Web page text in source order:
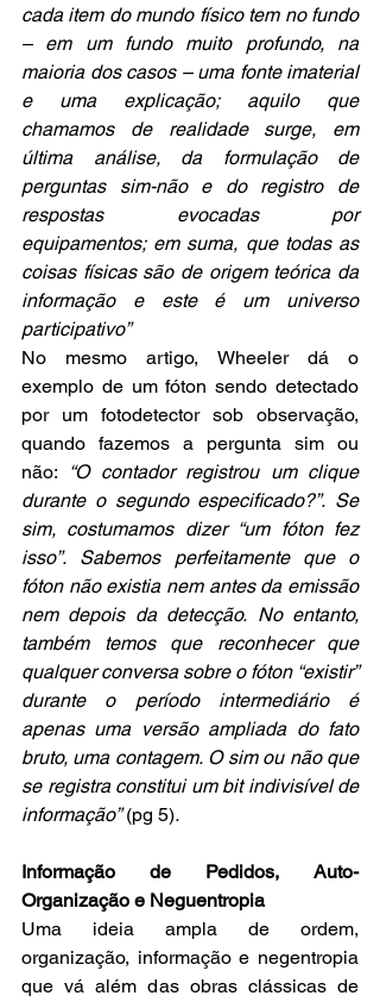
cada item do mundo físico tem no fundo
– em um fundo muito profundo, na
maioria dos casos – uma fonte imaterial
e uma explicação; aquilo que
chamamos de realidade surge, em
última análise, da formulação de
perguntas sim-não e do registro de
respostas evocadas por
equipamentos; em suma, que todas as
coisas físicas são de origem teórica da
informação e este é um universo
participativo”
No mesmo artigo, Wheeler dá o
exemplo de um fóton sendo detectado
por um fotodetector sob observação,
quando fazemos a pergunta sim ou
não: “O contador registrou um clique
durante o segundo especificado?”. Se
sim, costumamos dizer “um fóton fez
isso”. Sabemos perfeitamente que o
fóton não existia nem antes da emissão
nem depois da detecção. No entanto,
também temos que reconhecer que
qualquer conversa sobre o fóton “existir”
durante o período intermediário é
apenas uma versão ampliada do fato
bruto, uma contagem. O sim ou não que
se registra constitui um bit indivisível de
informação” (pg 5).
Informação de Pedidos, Auto-
Organização e Neguentropia
Uma ideia ampla de ordem,
organização, informação e negentropia
que vá além das obras clássicas de